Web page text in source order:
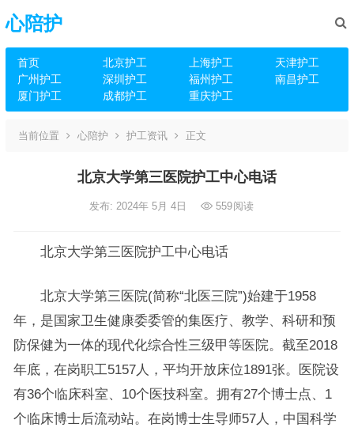
心陪护
首页 北京护工 上海护工
天津护工
广州护工
深圳护工 福州护工
南昌护工
厦门护工
成都护工 重庆护工
当前位置 心陪护 护工资讯 正文
北京大学第三医院护工中心电话
发布: 2024年 5月 4日 559阅读
北京大学第三医院护工中心电话
北京大学第三医院(简称“北医三院”)始建于1958
年，是国家卫生健康委委管的集医疗、教学、科研和预
防保健为一体的现代化综合性三级甲等医院。截至2018
年底，在岗职工5157人，平均开放床位1891张。医院设
有36个临床科室、10个医技科室。拥有27个博士点、1
个临床博士后流动站。在岗博士生导师57人，中国科学